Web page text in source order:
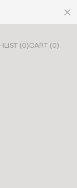
(0)CART (0)